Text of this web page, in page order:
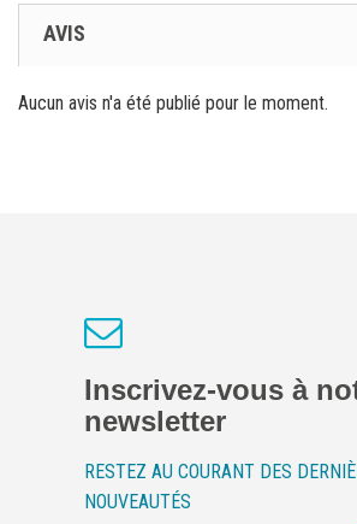
AVIS
Aucun avis n'a été publié pour le moment.
Inscrivez-vous à
newsletter
RESTEZ AU COURANT DES
NOUVEAUTÉS